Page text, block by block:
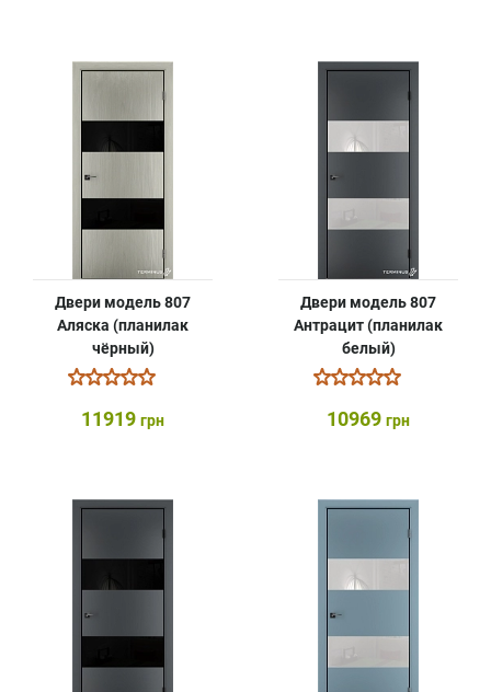
Двери модель 807
Аляска (планилак
чёрный)
11919 грн
Двери модель 807
Антрацит (планилак
белый)
10969 грн